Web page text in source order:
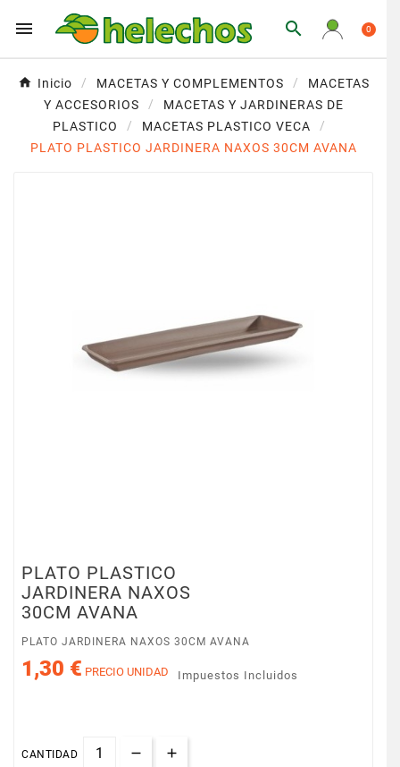
  0
Inicio MACETAS Y COMPLEMENTOS
MACETAS
Y ACCESORIOS
MACETAS Y JARDINERAS DE
PLASTICO
MACETAS PLASTICO VECA
PLATO PLASTICO JARDINERA NAXOS 30CM AVANA
PLATO PLASTICO
JARDINERA NAXOS
30CM AVANA
PLATO JARDINERA NAXOS 30CM AVANA
1,30 € PRECIO UNIDAD Impuestos Incluidos
CANTIDAD